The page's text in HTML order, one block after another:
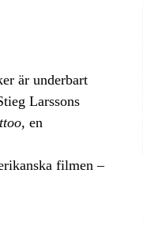
är underbart
Larssons
, en
filmen –